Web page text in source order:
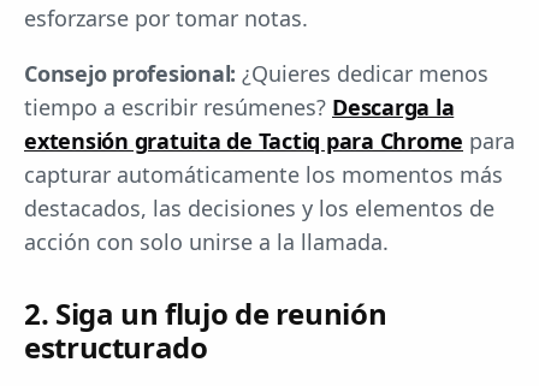
esforzarse por tomar notas.
Consejo profesional: ¿Quieres dedicar menos
tiempo a escribir resúmenes? Descarga la
extensión gratuita de Tactiq para Chrome para
capturar automáticamente los momentos más
destacados, las decisiones y los elementos de
acción con solo unirse a la llamada.
2. Siga un flujo de reunión
estructurado